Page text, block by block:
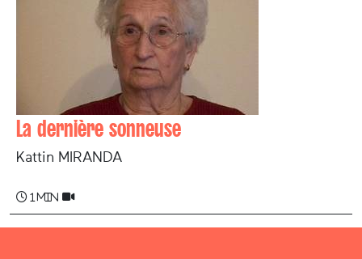
La dernière sonneuse
Kattin MIRANDA
1 min